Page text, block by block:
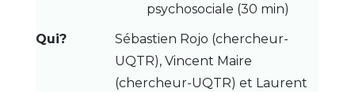
psychosociale (30 min)
Sébastien Rojo (chercheur-
UQTR), Vincent Maire
(chercheur-UQTR) et Laurent